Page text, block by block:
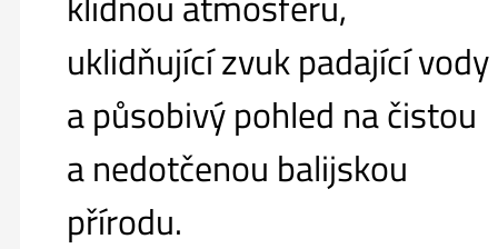
uklidňující zvuk padající vody
a působivý pohled na čistou
a nedotčenou balijskou
přírodu.